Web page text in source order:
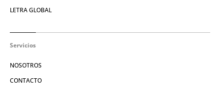
LETRA GLOBAL
Servicios
NOSOTROS
CONTACTO